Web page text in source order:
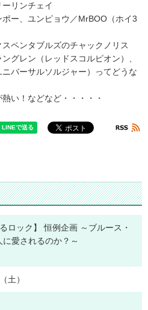
リンチェイ
ー、ユンピョウ／MrBOO（ホイ3
ペンタブルズのチャックノリス
グレン（レッドスコルピオン）、
バーサルソルジャー）ってどうな
い！などなど・・・・・
ロック】 恒例企画 ～ブルース・
に愛されるのか？～
土）